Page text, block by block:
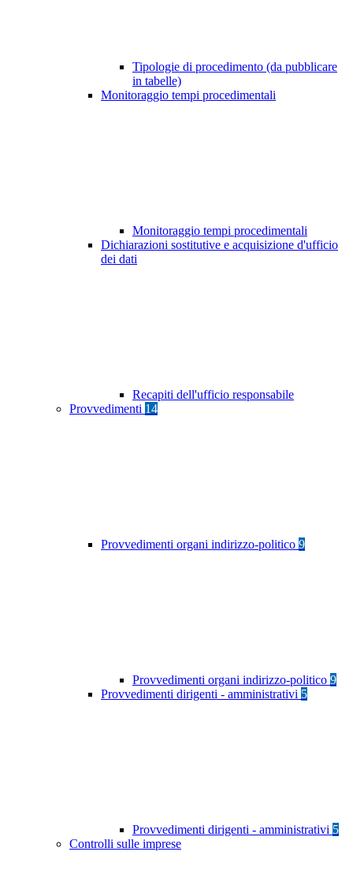
Tipologie di procedimento (da pubblicare
in tabelle)
Monitoraggio tempi procedimentali
Monitoraggio tempi procedimentali
Dichiarazioni sostitutive e acquisizione d'ufficio
dei dati
Recapiti dell'ufficio responsabile
Provvedimenti 14
Provvedimenti organi indirizzo-politico 9
Provvedimenti organi indirizzo-politico 9
Provvedimenti dirigenti - amministrativi 5
Provvedimenti dirigenti - amministrativi 5
Controlli sulle imprese